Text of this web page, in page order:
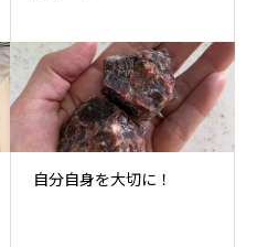
自分自身を大切に！